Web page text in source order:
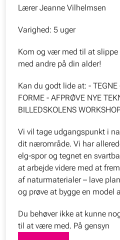
Lærer Jeanne Vilhelmsen
Varighed: 5 uger
Kom og vær med til at
med andre på din alder!
Kan du godt lide at: - TEGNE
FORME - AFPRØVE NYE
BILLEDSKOLENS
Vi vil tage udgangspunkt i
dit nærområde. Vi har
elg-spor og tegnet en
at arbejde videre med at
af naturmaterialer – lave
og prøve at bygge en model
Du behøver ikke at kunne
til at være med. På gensyn